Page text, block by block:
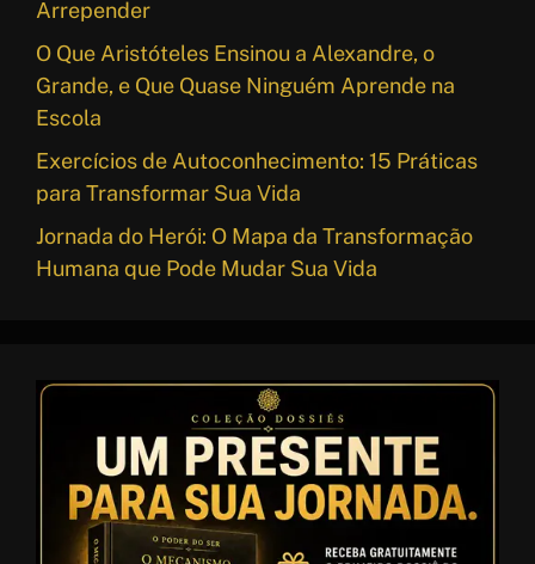
Arrepender
O Que Aristóteles Ensinou a Alexandre, o
Grande, e Que Quase Ninguém Aprende na
Escola
Exercícios de Autoconhecimento: 15 Práticas
para Transformar Sua Vida
Jornada do Herói: O Mapa da Transformação
Humana que Pode Mudar Sua Vida